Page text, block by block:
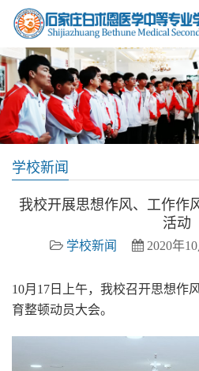
学校新闻
我校开展思想作风、工作作
活动
学校新闻 2020年
10月17日上午，我校召开思想作
育整顿动员大会。